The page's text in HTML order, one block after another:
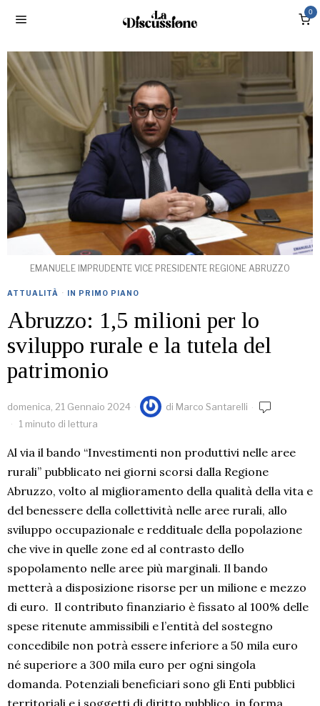
0
EMANUELE IMPRUDENTE VICE PRESIDENTE REGIONE ABRUZZO
ATTUALITÀ · IN PRIMO PIANO
Abruzzo: 1,5 milioni per lo
sviluppo rurale e la tutela del
patrimonio
domenica, 21 Gennaio 2024 di Marco Santarelli
1 minuto di lettura
Al via il bando “Investimenti non produttivi nelle aree
rurali” pubblicato nei giorni scorsi dalla Regione
Abruzzo, volto al miglioramento della qualità della vita e
del benessere della collettività nelle aree rurali, allo
sviluppo occupazionale e reddituale della popolazione
che vive in quelle zone ed al contrasto dello
spopolamento nelle aree più marginali. Il bando
metterà a disposizione risorse per un milione e mezzo
di euro. Il contributo finanziario è fissato al 100% delle
spese ritenute ammissibili e l’entità del sostegno
concedibile non potrà essere inferiore a 50 mila euro
né superiore a 300 mila euro per ogni singola
domanda. Potenziali beneficiari sono gli Enti pubblici